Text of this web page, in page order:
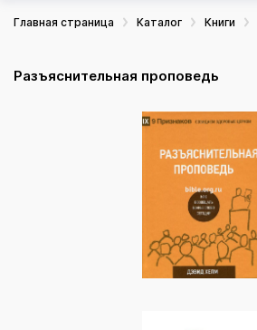
Главная страница Каталог Книги
Разъяснительная проповедь